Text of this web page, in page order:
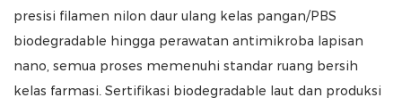
presisi filamen nilon daur ulang kelas pangan/PBS
biodegradable hingga perawatan antimikroba lapisan
nano, semua proses memenuhi standar ruang bersih
kelas farmasi. Sertifikasi biodegradable laut dan produksi